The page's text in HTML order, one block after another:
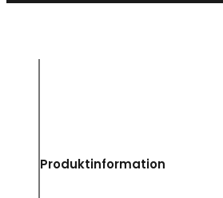
Produktinformation